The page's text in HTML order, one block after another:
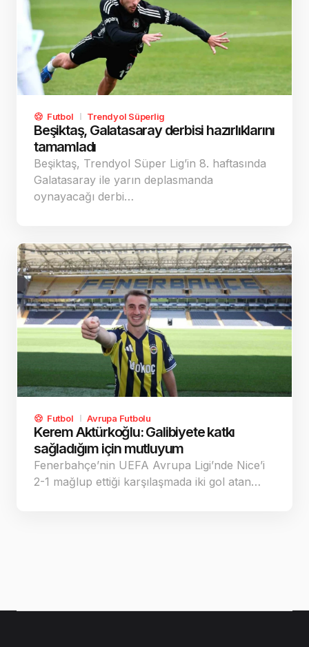
Futbol Trendyol Süperlig
Beşiktaş, Galatasaray derbisi hazırlıklarını
tamamladı
Beşiktaş, Trendyol Süper Lig’in 8. haftasında
Galatasaray ile yarın deplasmanda
oynayacağı derbi…
Futbol Avrupa Futbolu
Kerem Aktürkoğlu: Galibiyete katkı
sağladığım için mutluyum
Fenerbahçe’nin UEFA Avrupa Ligi’nde Nice’i
2-1 mağlup ettiği karşılaşmada iki gol atan…